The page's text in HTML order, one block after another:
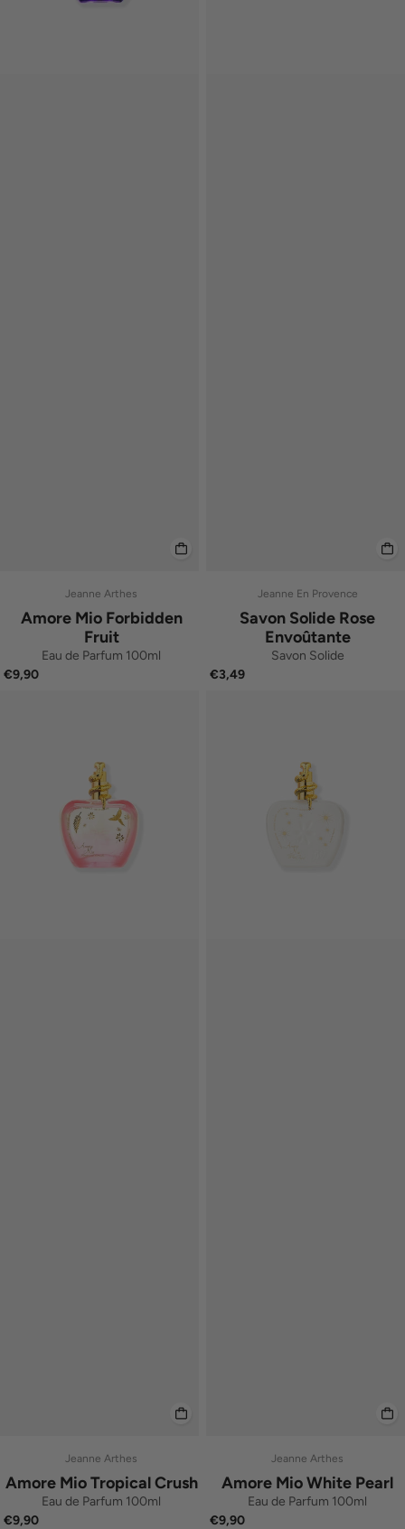
Jeanne Arthes
Amore Mio Forbidden
Fruit
Eau de Parfum 100ml
€9,90
Jeanne En Provence
Savon Solide Rose
Envoûtante
Savon Solide
€3,49
Jeanne Arthes
Amore Mio Tropical Crush
Eau de Parfum 100ml
€9,90
Jeanne Arthes
Amore Mio White Pearl
Eau de Parfum 100ml
€9,90